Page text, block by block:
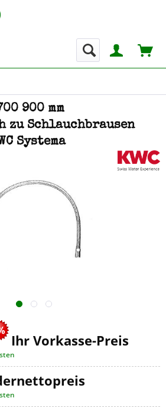
900 mm
zu Schlauchbrausen
Systema
Ihr Vorkasse-Preis